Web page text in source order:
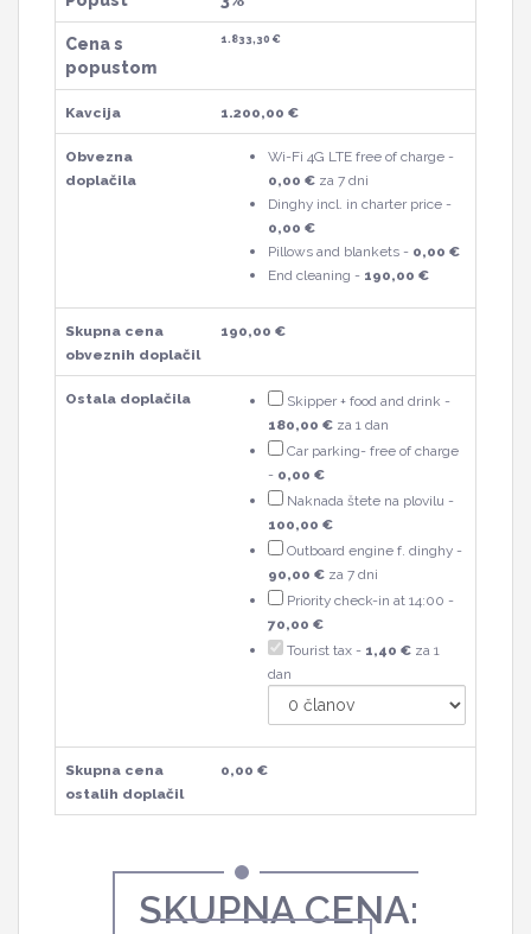
Cena s
popustom
1.833,30 €
Kavcija 1.200,00 €
Obvezna
doplačila
Wi-Fi 4G LTE free of charge -
0,00 € za 7 dni
Dinghy incl. in charter price -
0,00 €
Pillows and blankets - 0,00 €
End cleaning - 190,00 €
Skupna cena
obveznih doplačil
190,00 €
Ostala doplačila
Skipper + food and drink -
180,00 € za 1 dan
Car parking- free of charge
- 0,00 €
Naknada štete na plovilu -
100,00 €
Outboard engine f. dinghy -
90,00 € za 7 dni
Priority check-in at 14:00 -
70,00 €
Tourist tax - 1,40 € za 1
dan
Skupna cena
ostalih doplačil
0,00 €
SKUPNA CENA: